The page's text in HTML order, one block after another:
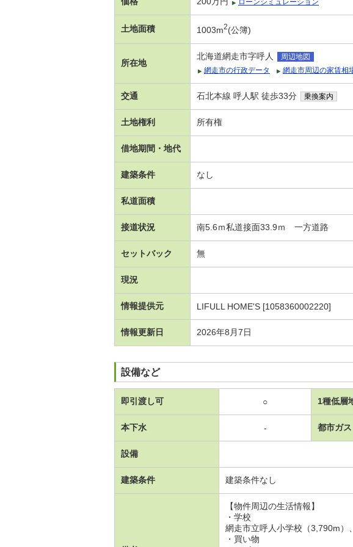
土地面積 1003m2(公簿)
所在地
北海道網走市字呼人
周辺地図
網走市の行政データ
網走市周辺の家賃相
交通 石北本線 呼人駅 徒歩33分 乗換案内
土地権利 所有権
借地期間・地代
建築条件 なし
私道面積
接道状況 南5.6ｍ私道接面33.9ｍ 一方道路
セットバック 無
現況
情報提供元 LIFULL HOME'S [1058360002220]
情報更新日 2026年8月7日
設備など
即引渡し可 ○ 1種低層
本下水 - 都市ガス
設備
建築条件 建築条件なし
【物件周辺の生活情報】
・学校
網走市立呼人小学校（3,790m）
・買い物